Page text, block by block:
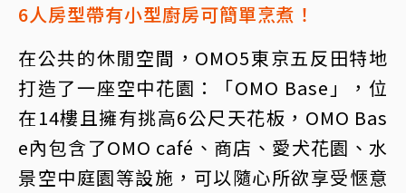
6人房型帶有小型廚房可簡單烹煮！
在公共的休閒空間，OMO5東京五反田特地
打造了一座空中花園：「OMO Base」，位
在14樓且擁有挑高6公尺天花板，OMO Bas
e內包含了OMO café、商店、愛犬花園、水
景空中庭園等設施，可以隨心所欲享受愜意